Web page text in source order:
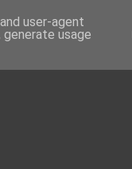
user-agent
usage